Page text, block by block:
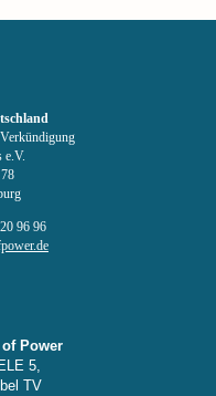
e.V.
96 96
Power
5,
TV